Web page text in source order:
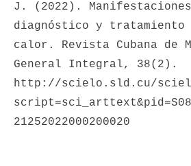
J. (2022).
diagnóstico y tratamiento
calor. Revista Cubana de
General Integral, 38(2).
http://scielo.sld.cu/
21252022000200020